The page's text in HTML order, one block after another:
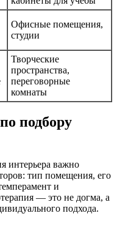
Офисные помещения,
студии
Творческие
пространства,
переговорные
комнаты
подбору
интерьера важно
тип помещения, его
и
— это не догма, а
подхода.